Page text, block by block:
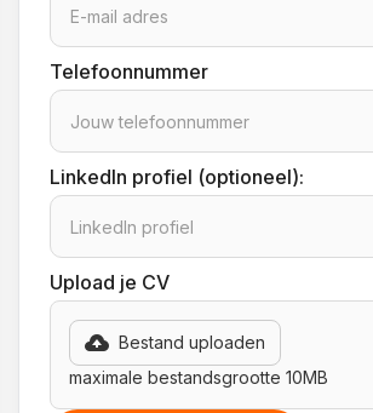
Telefoonnummer
LinkedIn profiel (optioneel):
Upload je CV
Bestand uploaden
maximale bestandsgrootte 10MB